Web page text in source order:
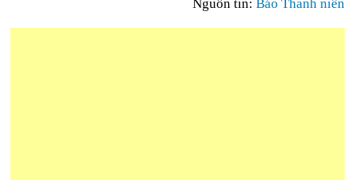
Nguồn tin: Báo Thanh niên